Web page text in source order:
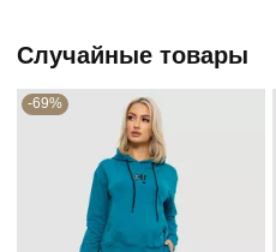
Случайные товары
-69%